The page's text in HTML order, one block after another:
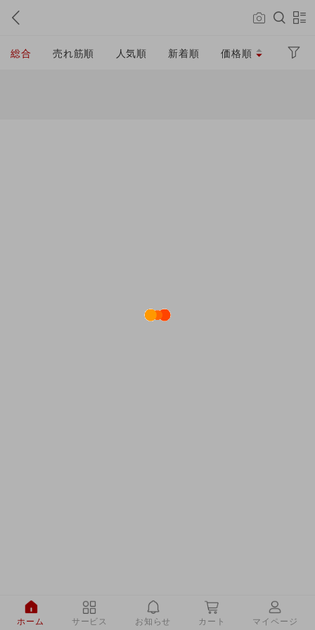
総合 売れ筋順 人気順 新着順 価格順
ホーム サービス お知らせ カート マイページ